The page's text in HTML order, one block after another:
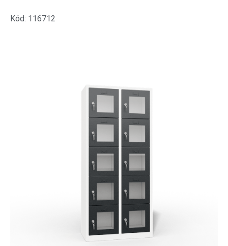
Kód: 116712